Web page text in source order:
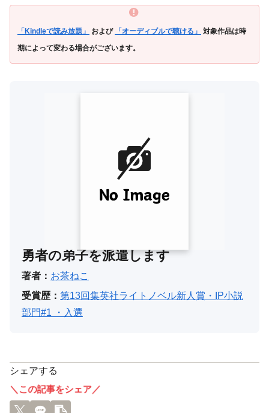
「Kindleで読み放題」 および 「オーディブルで聴ける」
対象作品は時
期によって変わる場合がございます。
勇者の弟子を派遣します
著者： お茶ねこ
受賞歴： 第13回集英社ライトノベル新人賞・IP小説
部門#1 ・入選
シェアする
＼この記事をシェア／